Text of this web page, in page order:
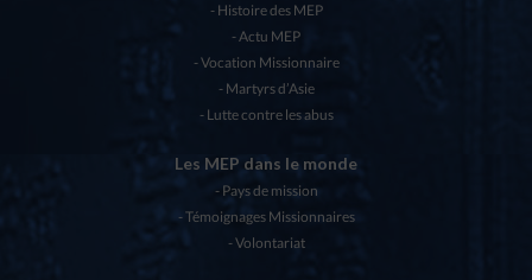
Histoire des MEP
Actu MEP
Vocation Missionnaire
Martyrs d’Asie
Lutte contre les abus
Les MEP dans le monde
Pays de mission
Témoignages Missionnaires
Volontariat